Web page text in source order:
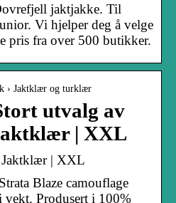
jaktjakke. Til
Vi hjelper deg å velge
pris fra over 500 butikker.
› Jaktklær og turklær
utvalg av
| XXL
Jaktklær | XXL
Blaze camouflage
vekt. Produsert i 100%